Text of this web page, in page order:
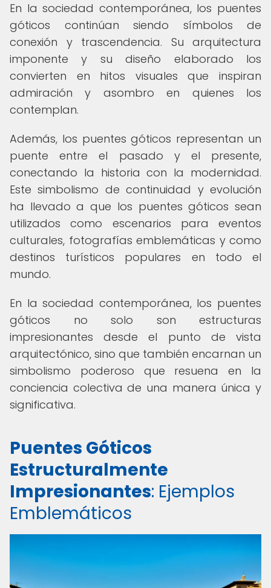
En la sociedad contemporánea, los puentes
góticos continúan siendo símbolos de
conexión y trascendencia. Su arquitectura
imponente y su diseño elaborado los
convierten en hitos visuales que inspiran
admiración y asombro en quienes los
contemplan.
Además, los puentes góticos representan un
puente entre el pasado y el presente,
conectando la historia con la modernidad.
Este simbolismo de continuidad y evolución
ha llevado a que los puentes góticos sean
utilizados como escenarios para eventos
culturales, fotografías emblemáticas y como
destinos turísticos populares en todo el
mundo.
En la sociedad contemporánea, los puentes
góticos no solo son estructuras
impresionantes desde el punto de vista
arquitectónico, sino que también encarnan un
simbolismo poderoso que resuena en la
conciencia colectiva de una manera única y
significativa.
Puentes Góticos
Estructuralmente
Impresionantes: Ejemplos
Emblemáticos